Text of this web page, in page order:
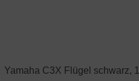
Yamaha C3X Flügel schwarz,